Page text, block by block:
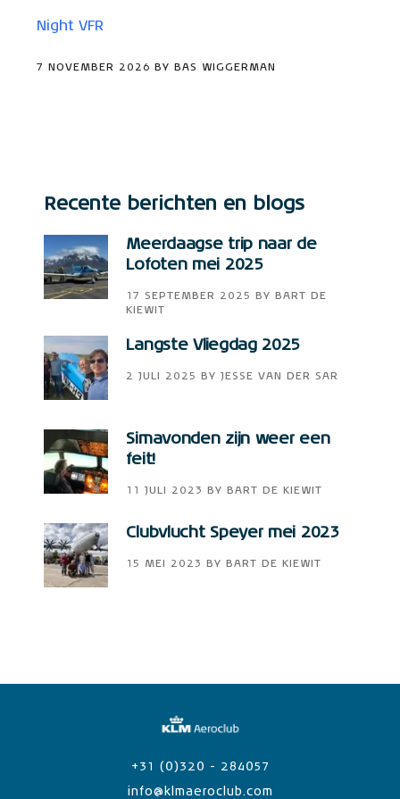
Night VFR
7 NOVEMBER 2026 BY BAS WIGGERMAN
Recente berichten en blogs
Meerdaagse trip naar de
Lofoten mei 2025
17 SEPTEMBER 2025 BY
BART DE
KIEWIT
Langste Vliegdag 2025
2 JULI 2025 BY JESSE VAN DER SAR
Simavonden zijn weer een
feit!
11 JULI 2023 BY BART DE KIEWIT
Clubvlucht Speyer mei 2023
15 MEI 2023 BY BART DE KIEWIT
info@klmaeroclub.com
+31 (0)320 - 284057